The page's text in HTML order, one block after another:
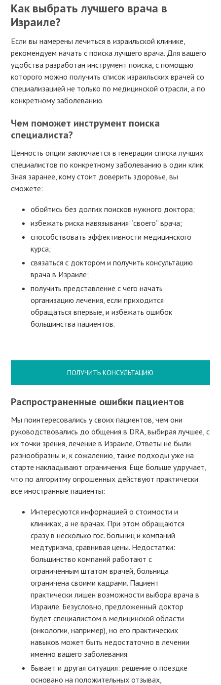
Как выбрать лучшего врача в
Израиле?
Если вы намерены лечиться в израильской клинике,
рекомендуем начать с поиска лучшего врача. Для вашего
удобства разработан инструмент поиска, с помощью
которого можно получить список израильских врачей со
специализацией не только по медицинской отрасли, а по
конкретному заболеванию.
Чем поможет инструмент поиска
специалиста?
Ценность опции заключается в генерации списка лучших
специалистов по конкретному заболеванию в один клик.
Зная заранее, кому стоит доверить здоровье, вы
сможете:
обойтись без долгих поисков нужного доктора;
избежать риска навязывания “своего” врача;
способствовать эффективности медицинского
курса;
связаться с доктором и получить консультацию
врача в Израиле;
получить представление с чего начать
организацию лечения, если приходится
обращаться впервые, и избежать ошибок
большинства пациентов.
ПОЛУЧИТЬ КОНСУЛЬТАЦИЮ
Распространенные ошибки пациентов
Мы поинтересовались у своих пациентов, чем они
руководствовались до общения в DRA, выбирая лучшее, с
их точки зрения, лечение в Израиле. Ответы не были
разнообразны и, к сожалению, такие подходы уже на
старте накладывают ограничения. Еще больше удручает,
что по алгоритму опрошенных действуют практически
все иностранные пациенты:
Интересуются информацией о стоимости и
клиниках, а не врачах. При этом обращаются
сразу в несколько гос. больниц и компаний
медтуризма, сравнивая цены. Недостатки:
большинство компаний работают с
ограниченным штатом врачей, больница
ограничена своими кадрами. Пациент
практически лишен возможности выбора врача в
Израиле. Безусловно, предложенный доктор
будет специалистом в медицинской области
(онкологии, например), но его практических
навыков может быть недостаточно в лечении
именно вашего заболевания.
Бывает и другая ситуация: решение о поездке
основано на положительных отзывах,